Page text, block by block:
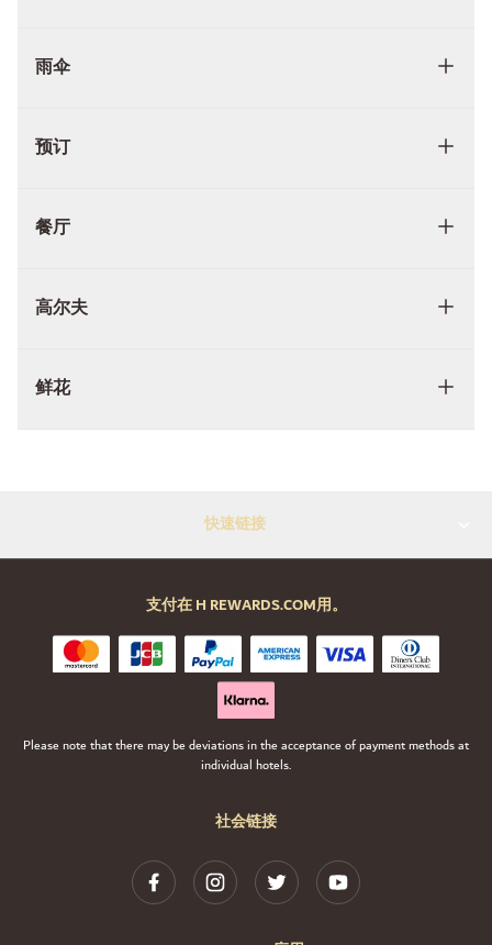
雨伞
预订
餐厅
高尔夫
鲜花
快速链接
社会链接
支付在 H REWARDS.COM用。
Please note that there may be deviations in the acceptance of payment methods at
individual hotels.